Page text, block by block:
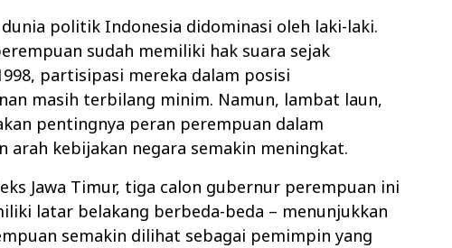
dunia politik Indonesia didominasi oleh laki-laki.
sudah memiliki hak suara sejak
partisipasi mereka dalam posisi
masih terbilang minim. Namun, lambat laun,
pentingnya peran perempuan dalam
arah kebijakan negara semakin meningkat.
Jawa Timur, tiga calon gubernur perempuan ini
latar belakang berbeda-beda – menunjukkan
semakin dilihat sebagai pemimpin yang